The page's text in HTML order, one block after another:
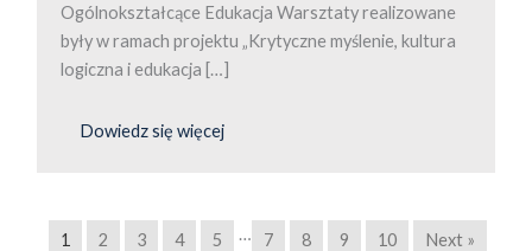
Ogólnokształcące Edukacja Warsztaty realizowane
były w ramach projektu „Krytyczne myślenie, kultura
logiczna i edukacja […]
Dowiedz się więcej
1 2 3 4 5 … 7 8 9 10 Next »